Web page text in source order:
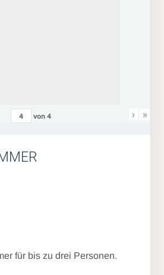
von4 › »
für bis zu drei Personen.